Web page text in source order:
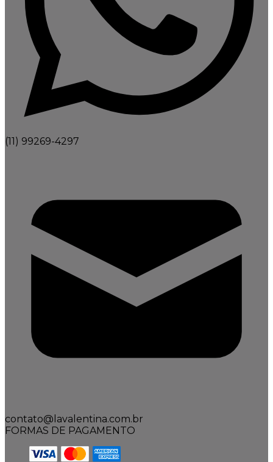
(11) 99269-4297
contato@lavalentina.com.br
FORMAS DE PAGAMENTO